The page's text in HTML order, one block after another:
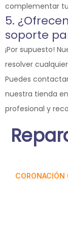
complementar
5.
soporte
¡Por supuesto!
resolver
Puedes
nuestra tienda
profesional y